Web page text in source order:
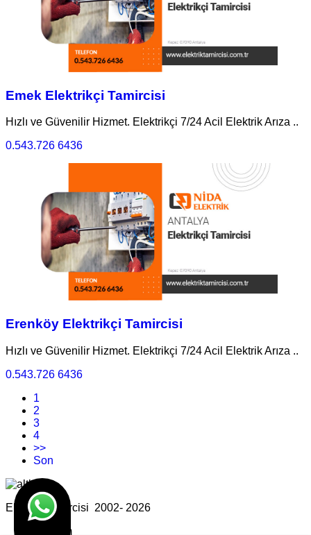
Emek Elektrikçi Tamircisi
Hızlı ve Güvenilir Hizmet. Elektrikçi 7/24 Acil Elektrik Arıza ..
0.543.726 6436
Erenköy Elektrikçi Tamircisi
Hızlı ve Güvenilir Hizmet. Elektrikçi 7/24 Acil Elektrik Arıza ..
0.543.726 6436
1
2
3
4
>>
Son
Elektrik Tamircisi 2002- 2026
Tasarım